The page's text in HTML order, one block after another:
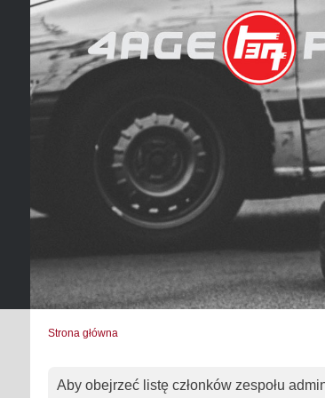
Strona główna
Aby obejrzeć listę członków zespołu